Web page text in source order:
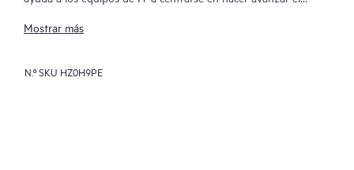
las cosas, en lugar de tener que dedicarse tan solo a reaccionar
Mostrar más
N.º SKU HZ0H9PE